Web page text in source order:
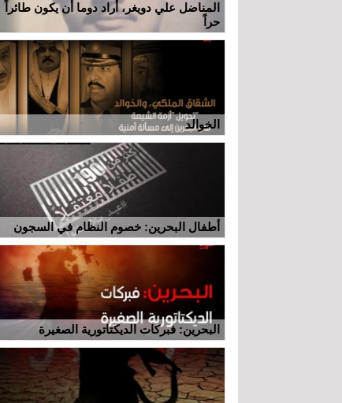
المناضل علي دويغر، أراد دوما أن يكون طائراً
حراً
الخوالد
أطفال البحرين: خصوم النظام في السجون
البحرين: فبركات الديكتاتورية الصغيرة